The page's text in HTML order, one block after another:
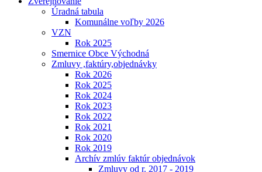
Úradná tabula
Komunálne voľby 2026
VZN
Rok 2025
Smernice Obce Východná
Zmluvy ,faktúry,objednávky
Rok 2026
Rok 2025
Rok 2024
Rok 2023
Rok 2022
Rok 2021
Rok 2020
Rok 2019
Archív zmlúv faktúr objednávok
Zmluvy od r. 2017 - 2019